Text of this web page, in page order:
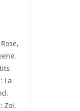
La
Zoi,